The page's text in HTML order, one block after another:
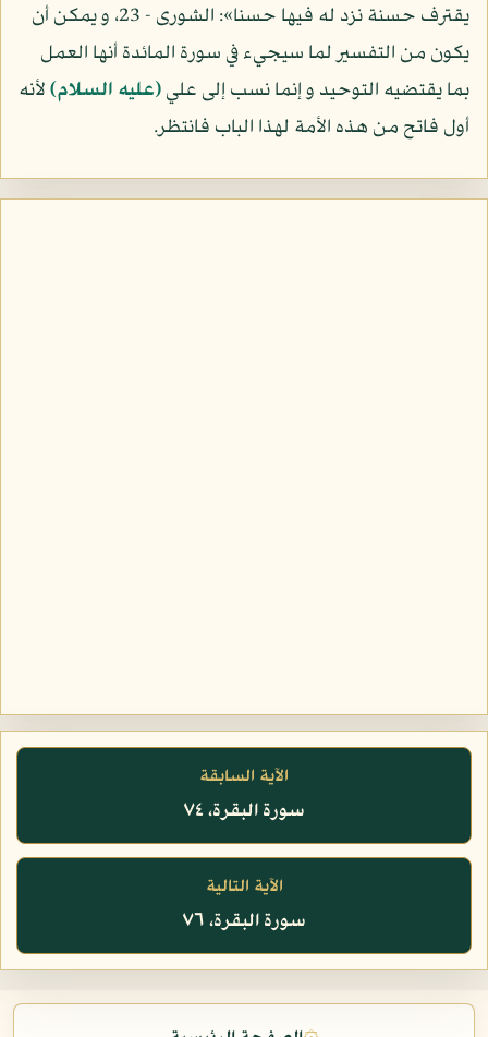
يقترف حسنة نزد له فيها حسنا»: الشورى - 23، و يمكن أن
يكون من التفسير لما سيجيء في سورة المائدة أنها العمل
بما يقتضيه التوحيد و إنما نسب إلى علي(عليه السلام)لأنه
أول فاتح من هذه الأمة لهذا الباب فانتظر.
الآية السابقة
سورة البقرة، ٧٤
الآية التالية
سورة البقرة، ٧٦